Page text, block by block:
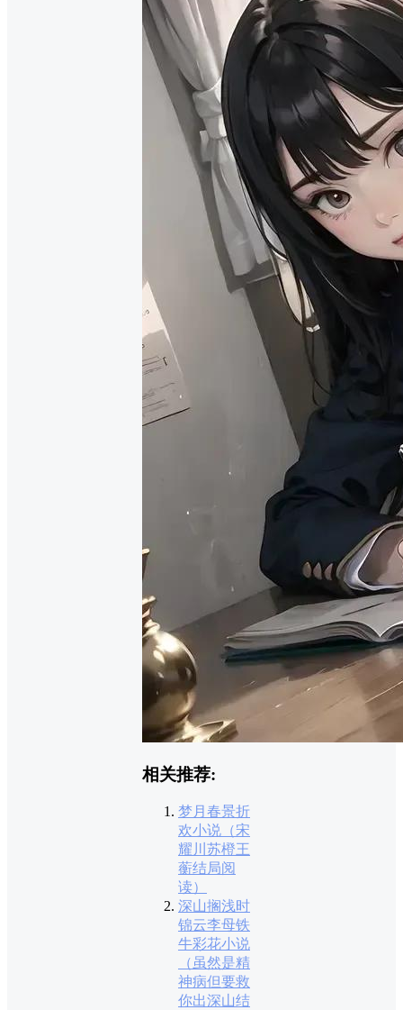
相关推荐:
梦月春景折
欢小说（宋
耀川苏橙王
蘅结局阅
读）
深山搁浅时
锦云李母铁
牛彩花小说
（虽然是精
神病但要救
你出深山结